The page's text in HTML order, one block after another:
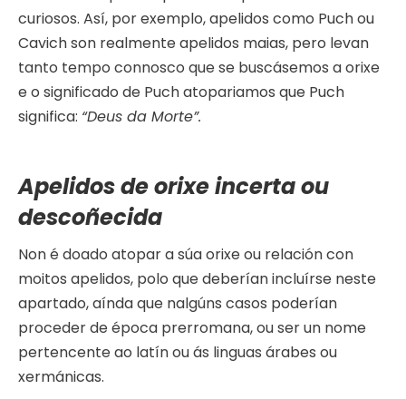
curiosos. Así, por exemplo, apelidos como Puch ou
Cavich son realmente apelidos maias, pero levan
tanto tempo connosco que se buscásemos a orixe
e o significado de Puch atopariamos que Puch
significa: “Deus da Morte”.
Apelidos de orixe incerta ou
descoñecida
Non é doado atopar a súa orixe ou relación con
moitos apelidos, polo que deberían incluírse neste
apartado, aínda que nalgúns casos poderían
proceder de época prerromana, ou ser un nome
pertencente ao latín ou ás linguas árabes ou
xermánicas.